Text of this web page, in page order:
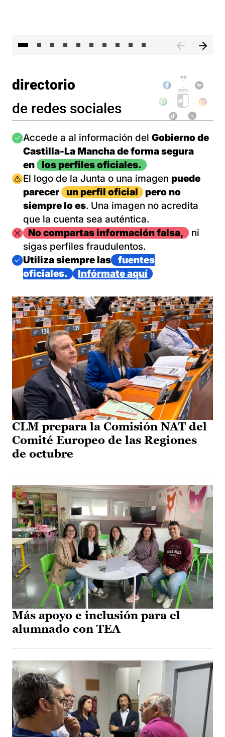
directorio
de redes sociales
Imagen
Accede a al información del Gobierno de
Castilla-La Mancha de forma segura
en
los perfiles oficiales.
Imagen
El logo de la Junta o una imagen puede
parecer
un perfil oficial
pero no
siempre lo es. Una imagen no acredita
que la cuenta sea auténtica.
ImagenNo compartas información falsa,
ni
sigas perfiles fraudulentos.
Imagen
Utiliza siempre las
fuentes
oficiales.
Infórmate aquí
CLM prepara la Comisión NAT del
Comité Europeo de las Regiones
de octubre
Más apoyo e inclusión para el
alumnado con TEA